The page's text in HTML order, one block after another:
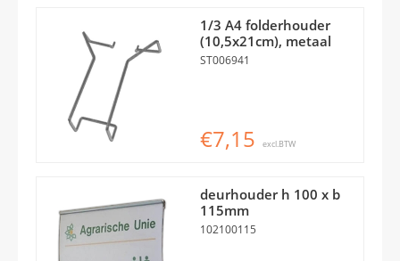
1/3 A4 folderhouder
(10,5x21cm), metaal
ST006941
€7,15 excl.BTW
deurhouder h 100 x b
115mm
102100115